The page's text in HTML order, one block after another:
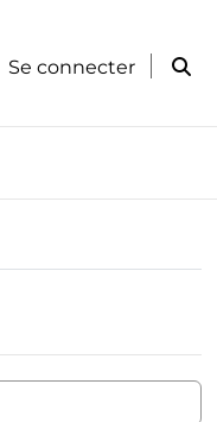
Se connecter